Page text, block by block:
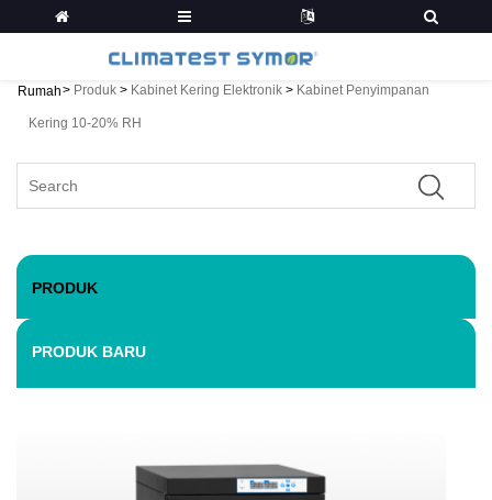
Rumah> Produk > Kabinet Kering Elektronik > Kabinet Penyimpanan
Kering 10-20% RH
PRODUK
PRODUK BARU